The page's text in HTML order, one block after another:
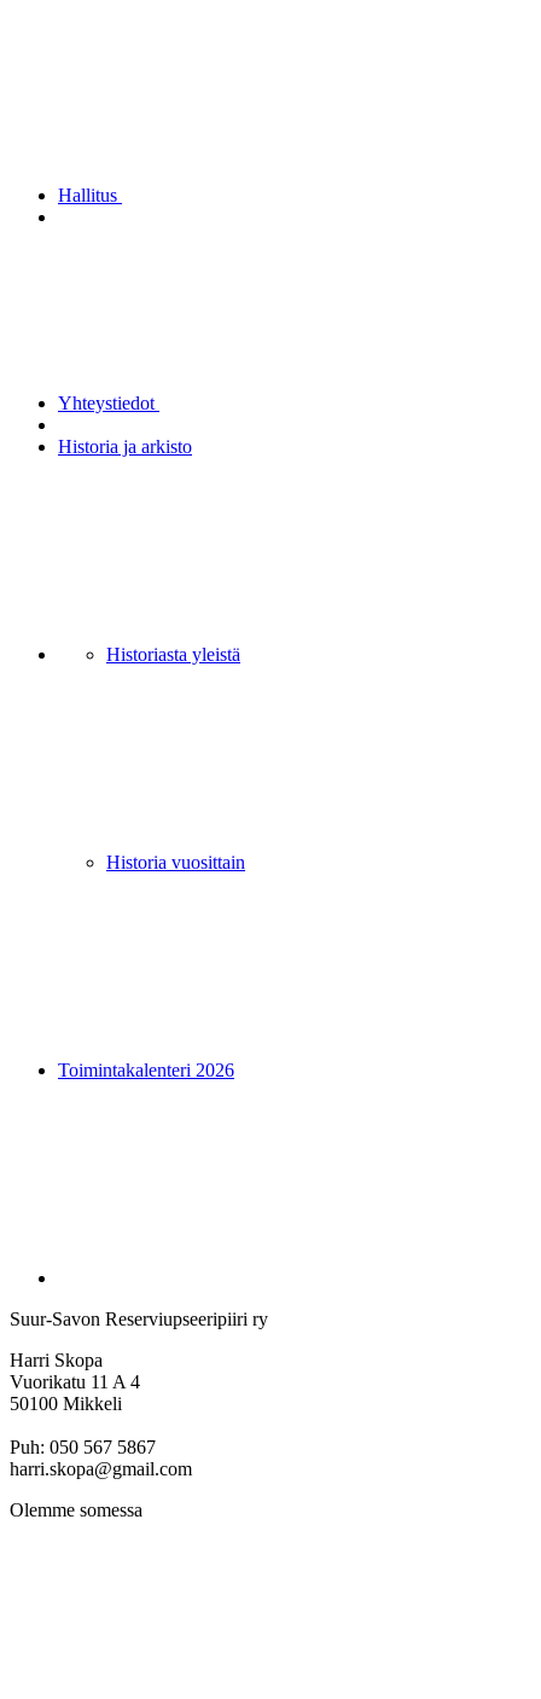
Hallitus
Yhteystiedot
Historia ja arkisto
Historiasta yleistä
Historia vuosittain
Toimintakalenteri 2026
Suur-Savon Reserviupseeripiiri ry
Harri Skopa
Vuorikatu 11 A 4
50100 Mikkeli
Puh: 050 567 5867
harri.skopa@gmail.com
Olemme somessa